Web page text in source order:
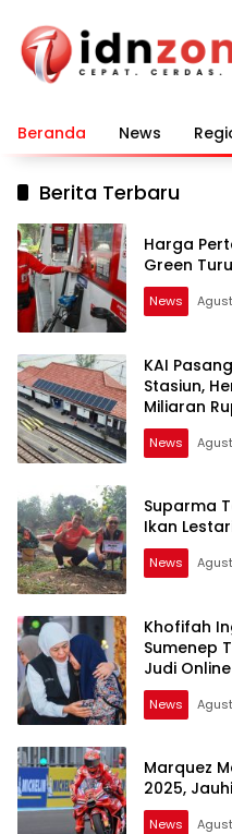
konten
Beranda News
Berita Terbaru
Harga
Green
News
KAI
Stasiun,
Miliaran
News
Suparma
Ikan
News
Idnzone.comKhofifah
Sumenep
Judi Online
News
Marquez
2025,
News